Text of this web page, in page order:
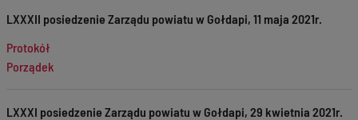
LXXXII posiedzenie Zarządu powiatu w Gołdapi, 11 maja 2021r.
Protokół
Porządek
LXXXI posiedzenie Zarządu powiatu w Gołdapi, 29 kwietnia 2021r.